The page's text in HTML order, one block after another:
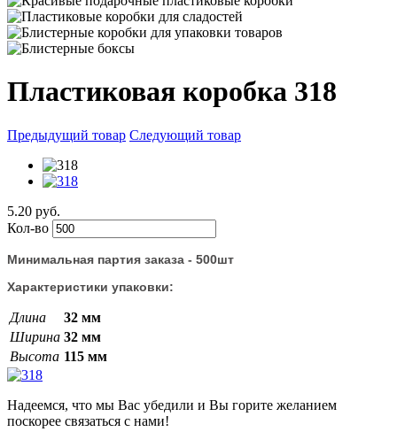
Пластиковая коробка 318
Предыдущий товар Следующий товар
5.20 руб.
Кол-во
Минимальная партия заказа - 500шт
Характеристики упаковки:
Длина
32 мм
Ширина 32 мм
Высота 115 мм
Надеемся, что мы Вас убедили и Вы горите желанием
поскорее связаться с нами!